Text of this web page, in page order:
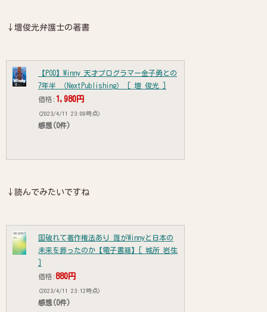
↓壇俊光弁護士の著書
【POD】Winny 天才プログラマー金子勇との
7年半 （NextPublishing） [ 壇 俊光 ]
価格: 1,980円
(2023/4/11 23:09時点)
感想(0件)
↓読んでみたいですね
国破れて著作権法あり 誰がWinnyと日本の
未来を葬ったのか【電子書籍】[ 城所 岩生
]
価格:880円
(2023/4/11 23:12時点)
感想(0件)